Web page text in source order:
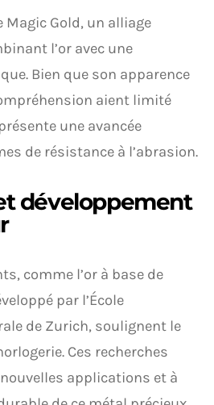
Gold, un alliage
l’or avec une
Bien que son apparence
aient limité
une avancée
de résistance à l’abrasion.
développement
comme l’or à base de
par l’École
de Zurich, soulignent le
Ces recherches
applications et à